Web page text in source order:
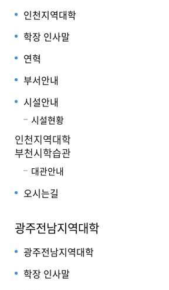
인천지역대학
학장 인사말
연혁
부서안내
시설안내
시설현황
인천지역대학
부천시학습관
대관안내
오시는길
광주전남지역대학
광주전남지역대학
학장 인사말